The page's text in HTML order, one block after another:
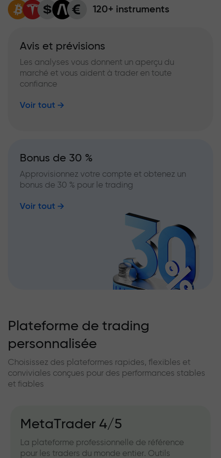
120+ instruments
Avis et prévisions
Les analyses vous donnent un aperçu du
marché et vous aident à trader en toute
confiance
Voir tout
Bonus de 30 %
Approvisionnez votre compte et obtenez un
bonus de 30 % pour le trading
Voir tout
Plateforme de trading
personnalisée
Choisissez des plateformes rapides, flexibles et
conviviales conçues pour des performances stables
et fiables
MetaTrader 4/5
La plateforme professionnelle de référence
pour les traders du monde entier. Outils